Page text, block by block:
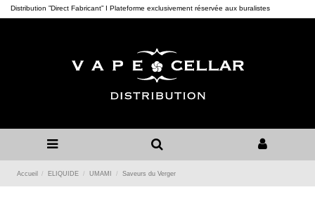
Distribution ”Direct Fabricant” I Plateforme exclusivement réservée aux buralistes
Accueil ELIQUIDE UMAMI Saveurs du Verger